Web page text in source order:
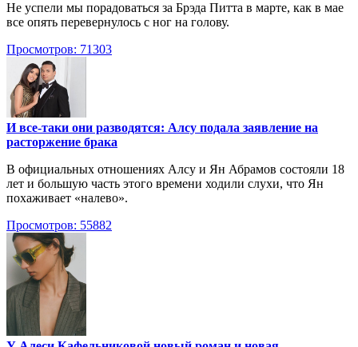
Не успели мы порадоваться за Брэда Питта в марте, как в мае
все опять перевернулось с ног на голову.
Просмотров: 71303
И все-таки они разводятся: Алсу подала заявление на
расторжение брака
В официальных отношениях Алсу и Ян Абрамов состояли 18
лет и большую часть этого времени ходили слухи, что Ян
похаживает «налево».
Просмотров: 55882